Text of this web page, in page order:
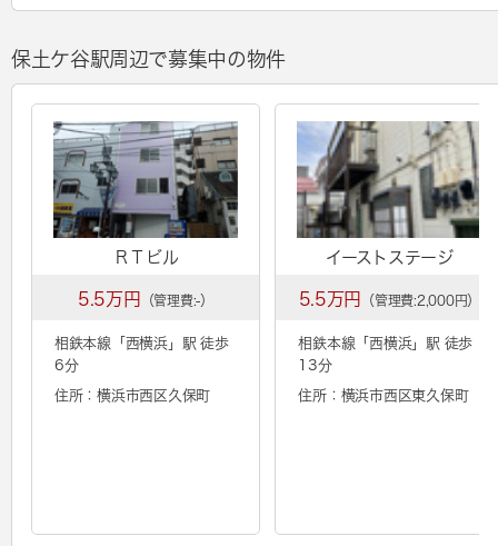
保土ケ谷駅周辺で募集中の物件
ＲＴビル
5.5万円 （管理費:-）
相鉄本線「 西横浜」駅 徒歩
6分
住所：横浜市西区久保町
イーストステージ
5.5万円 （管理費:2,000円）
相鉄本線「西横浜」駅 徒歩
13分
住所：横浜市西区東久保町